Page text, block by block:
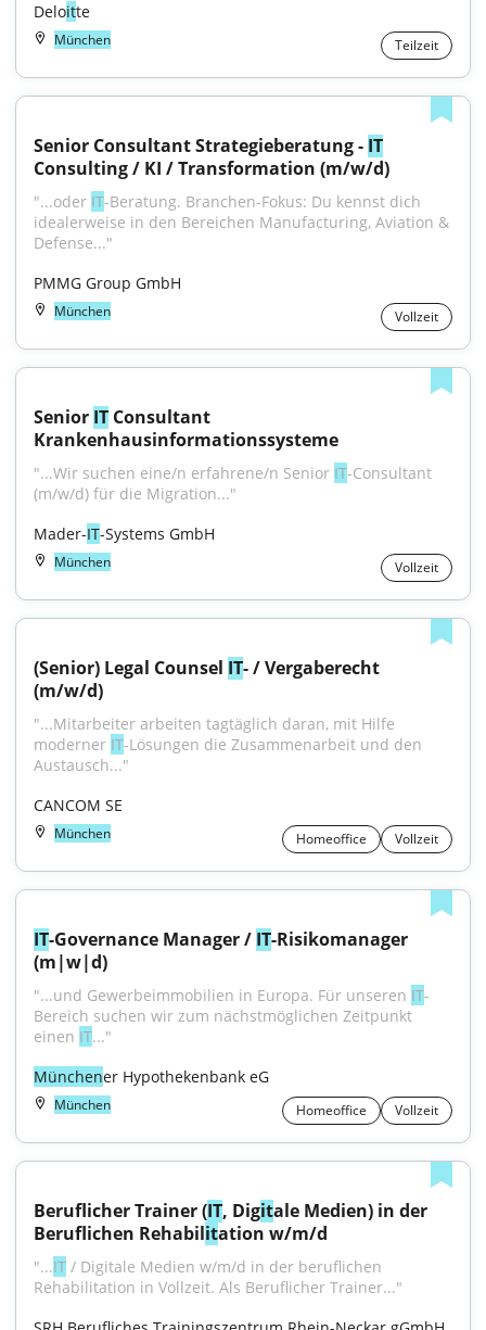
Deloitte
München Teilzeit
Senior Consultant Strategieberatung - IT
Consulting / KI / Transformation (m/w/d)
"...oder IT-Beratung. Branchen-Fokus: Du kennst dich
idealerweise in den Bereichen Manufacturing, Aviation &
Defense..."
PMMG Group GmbH
München Vollzeit
Senior IT Consultant
Krankenhausinformationssysteme
"...Wir suchen eine/n erfahrene/n Senior IT-Consultant
(m/w/d) für die Migration..."
Mader-IT-Systems GmbH
München Vollzeit
(Senior) Legal Counsel IT- / Vergaberecht
(m/w/d)
"...Mitarbeiter arbeiten tagtäglich daran, mit Hilfe
moderner IT-Lösungen die Zusammenarbeit und den
Austausch..."
CANCOM SE
München Homeoffice Vollzeit
IT-Governance Manager / IT-Risikomanager
(m|w|d)
"...und Gewerbeimmobilien in Europa. Für unseren IT-
Bereich suchen wir zum nächstmöglichen Zeitpunkt
einen IT..."
Münchener Hypothekenbank eG
München Homeoffice Vollzeit
Beruflicher Trainer (IT, Digitale Medien) in der
Beruflichen Rehabilitation w/m/d
"...IT / Digitale Medien w/m/d in der beruflichen
Rehabilitation in Vollzeit. Als Beruflicher Trainer..."